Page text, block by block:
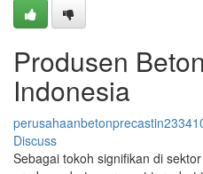
Produsen
Indonesia
Discuss
Sebagai tokoh signifikan di